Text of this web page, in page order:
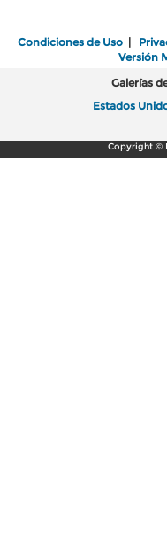
Condiciones de Uso |
Versión
Galerías
Estados
Copyright ©